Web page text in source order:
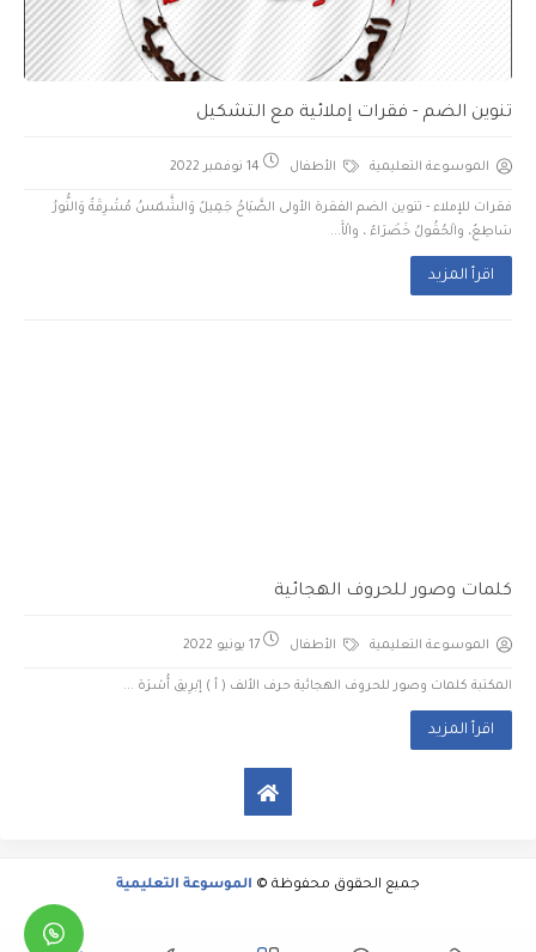
تنوين الضم - فقرات إملائية مع التشكيل
الموسوعة التعليمية الأطفال 14 نوفمبر 2022
فقرات للإملاء - تنوين الضم الفقرة الأولى الصَّبَاحُ جَمِيلٌ وَالشَّمْسُ مُشْرِقَةٌ وَالنُّورُ
سَاطِعٌ، والْحُقُولُ خَضْرَاءٌ ، والْأَ...
اقرأ المزيد
كلمات وصور للحروف الهجائية
الموسوعة التعليمية الأطفال 17 يونيو 2022
المكتبة كلمات وصور للحروف الهجائية حرف الألف ( أ ) إبْرِيق أُسْرَة ...
اقرأ المزيد
جميع الحقوق محفوظة © الموسوعة التعليمية